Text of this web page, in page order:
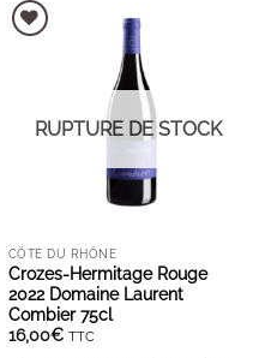
AJOUTER À LA LISTE D'ENVIES
RUPTURE DE STOCK
CÔTE DU RHÔNE
Crozes-Hermitage Rouge
2022 Domaine Laurent
Combier 75cl
16,00€ TTC